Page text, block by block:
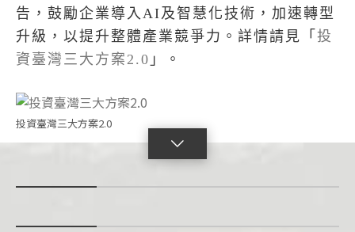
告，鼓勵企業導入AI及智慧化技術，加速轉型
升級，以提升整體產業競爭力。詳情請見「 投
資臺灣三大方案2.0 」。
投資臺灣三大方案2.0